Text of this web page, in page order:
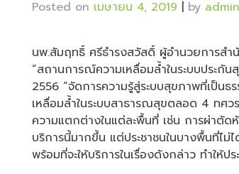
Posted on เมษายน 4, 2019 | by admin
นพ.สัมฤทธิ์ ศรีธำรงสวัสดิ์ ผู้อำนวยการสำ
“สถานการณ์ความเหลื่อมล้ำในระบบประกั
2556 “จัดการความรู้สู่ระบบสุขภาพที่เป็น
เหลื่อมล้ำในระบบสาธารณสุขตลอด 4 ทศ
ความแตกต่างในแต่ละพื้นที่ เช่น การผ่าตัด
บริการนี้มากขึ้น แต่ประชาชนในบางพื้นที่ไม่
พร้อมที่จะให้บริการในเรื่องดังกล่าว ทำให้